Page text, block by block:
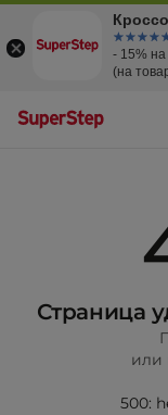
Страница
или
500:
- 15% на
(на